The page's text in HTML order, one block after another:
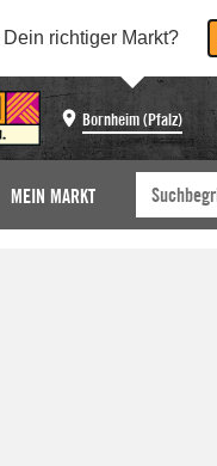
Dein richtiger Markt?
Bornheim (Pfalz)
MEIN MARKT